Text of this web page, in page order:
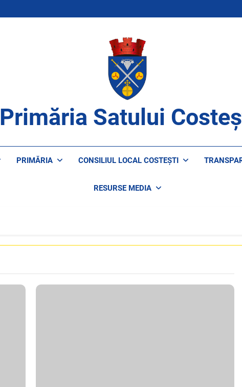
Primăria Satului
PRIMĂRIA CONSILIUL LOCAL COSTEȘTI
RESURSE MEDIA